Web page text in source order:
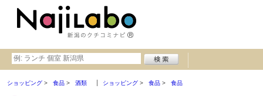
ショッピング 食品 酒類 ショッピング 食品 食品